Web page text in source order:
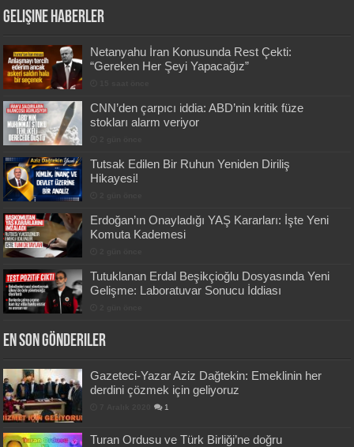
Gelişine Haberler
Netanyahu İran Konusunda Rest Çekti:
“Gereken Her Şeyi Yapacağız”
CNN’den çarpıcı iddia: ABD’nin kritik füze
stokları alarm veriyor
Tutsak Edilen Bir Ruhun Yeniden Diriliş
Hikayesi!
Erdoğan’ın Onayladığı YAŞ Kararları: İşte Yeni
Komuta Kademesi
Tutuklanan Erdal Beşikçioğlu Dosyasında Yeni
Gelişme: Laboratuvar Sonucu İddiası
En Son Gönderiler
Gazeteci-Yazar Aziz Dağtekin: Emeklinin her
derdini çözmek için geliyoruz
1
Turan Ordusu ve Türk Birliği’ne doğru